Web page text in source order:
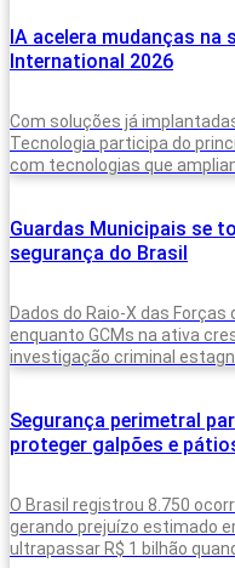
IA acelera mudanças na
International 2026
Com soluções já
Tecnologia participa do
com tecnologias que
Guardas Municipais se
segurança do Brasil
Dados do Raio-X das
enquanto GCMs na ativa
investigação criminal
Segurança perimetral
proteger galpões e
O Brasil registrou 8.750
gerando prejuízo estimado
ultrapassar R$ 1 bilhão